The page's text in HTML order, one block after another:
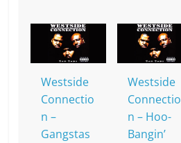
Westside
Connectio
n –
Gangstas
Westside
Connectio
n – Hoo-
Bangin’